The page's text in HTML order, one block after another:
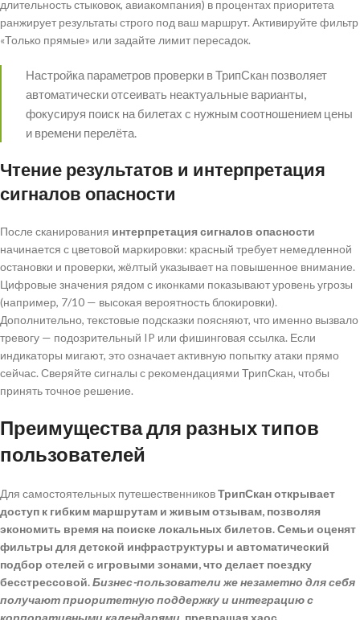
длительность стыковок, авиакомпания) в процентах приоритета
ранжирует результаты строго под ваш маршрут. Активируйте фильтр
«Только прямые» или задайте лимит пересадок.
Настройка параметров проверки в ТрипСкан позволяет
автоматически отсеивать неактуальные варианты,
фокусируя поиск на билетах с нужным соотношением цены
и времени перелёта.
Чтение результатов и интерпретация
сигналов опасности
После сканирования интерпретация сигналов опасности
начинается с цветовой маркировки: красный требует немедленной
остановки и проверки, жёлтый указывает на повышенное внимание.
Цифровые значения рядом с иконками показывают уровень угрозы
(например, 7/10 — высокая вероятность блокировки).
Дополнительно, текстовые подсказки поясняют, что именно вызвало
тревогу — подозрительный IP или фишинговая ссылка. Если
индикаторы мигают, это означает активную попытку атаки прямо
сейчас. Сверяйте сигналы с рекомендациями ТрипСкан, чтобы
принять точное решение.
Преимущества для разных типов
пользователей
Для самостоятельных путешественниковТрипСкан открывает
доступ к гибким маршрутам и живым отзывам, позволяя
экономить время на поиске локальных билетов. Семьи оценят
фильтры для детской инфраструктуры и автоматический
подбор отелей с игровыми зонами, что делает поездку
бесстрессовой.Бизнес-пользователи же незаметно для себя
получают приоритетную поддержку и интеграцию с
корпоративными календарями , превращая хаос